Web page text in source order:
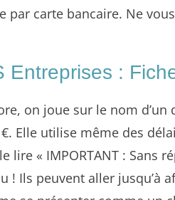
par carte bancaire. Ne
Entreprises :
on joue sur le nom
€. Elle utilise même des
lire « IMPORTANT : Sans
! Ils peuvent aller jusqu’à